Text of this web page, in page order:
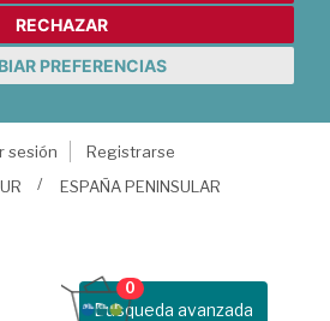
RECHAZAR
PREFERENCIAS
sesión
Registrarse
ESPAÑA PENINSULAR
Busqueda avanzada
0